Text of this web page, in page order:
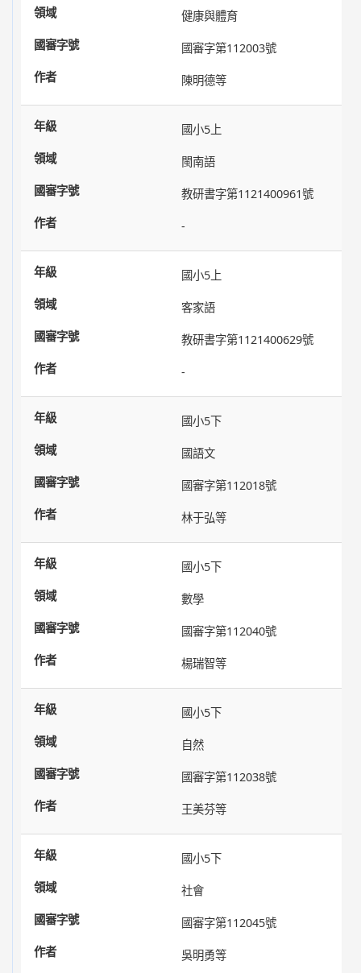
健康與體育
國審字第112003號
陳明德等
國小5上
閩南語
教研書字第1121400961號
-
國小5上
客家語
教研書字第1121400629號
-
國小5下
國語文
國審字第112018號
林于弘等
國小5下
數學
國審字第112040號
楊瑞智等
國小5下
自然
國審字第112038號
王美芬等
國小5下
社會
國審字第112045號
吳明勇等